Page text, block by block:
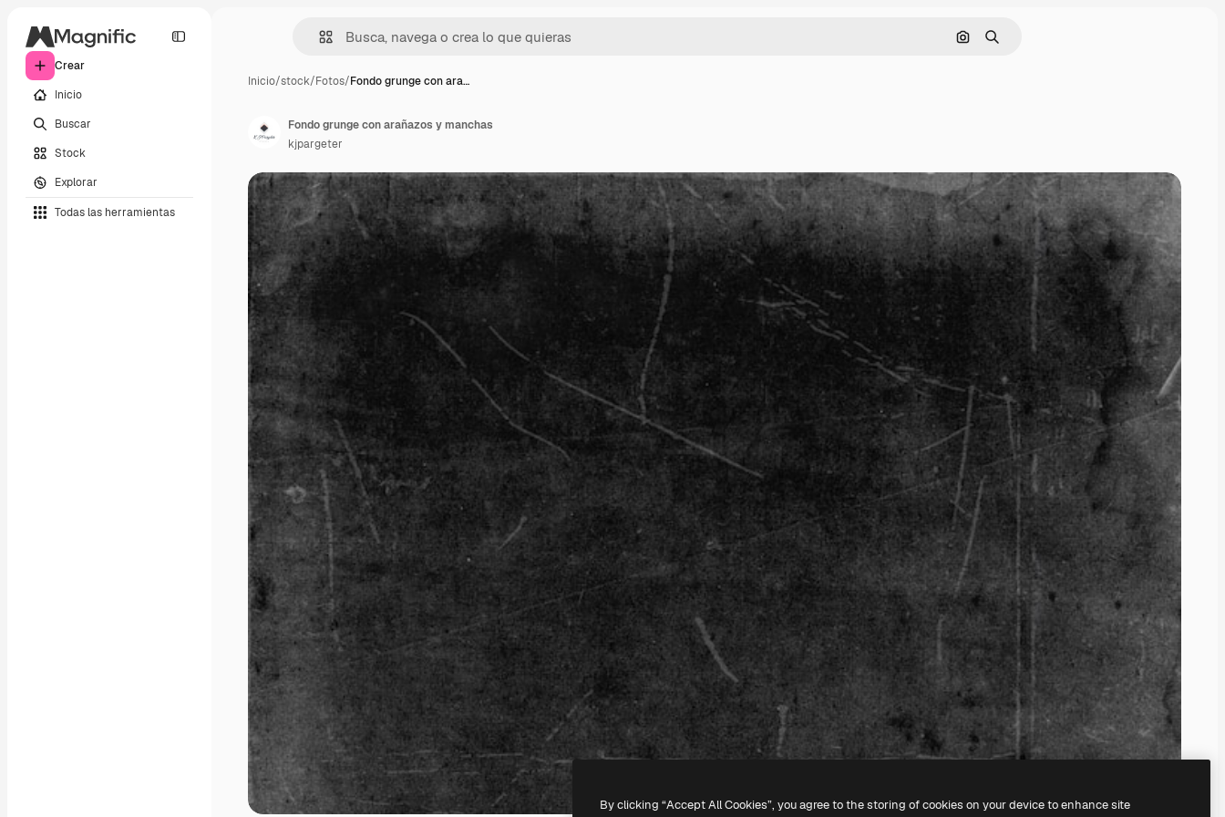
Crear
Inicio
Buscar
Stock
Explorar
Todas las herramientas
Buscar por imagen
Buscar
Inicio/stock/Fotos/Fondo grunge con ara…
Fondo grunge con arañazos y manchas
kjpargeter
By clicking “Accept All Cookies”, you agree to the storing of cookies on your device to enhance site